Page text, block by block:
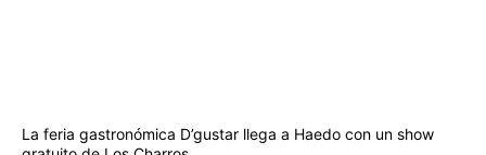
La feria gastronómica D’gustar llega a Haedo con un show